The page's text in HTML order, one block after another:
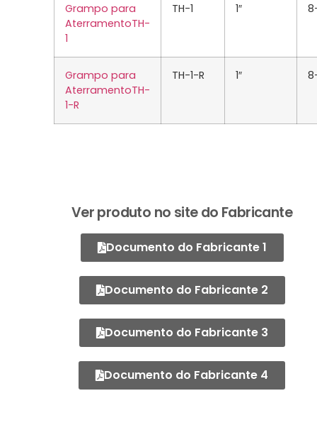
Grampo para
AterramentoTH-
1
TH-1 1″
Grampo para
AterramentoTH-
1-R
TH-1-R 1″
Ver produto no site do Fabricante
Documento do Fabricante 1
Documento do Fabricante 2
Documento do Fabricante 3
Documento do Fabricante 4